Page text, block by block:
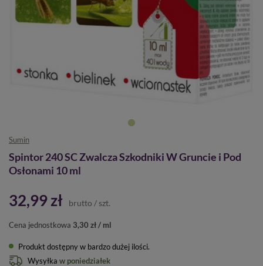
Sumin
Spintor 240 SC Zwalcza Szkodniki W Gruncie i Pod
Osłonami 10 ml
32,99 zł brutto / szt.
Cena jednostkowa 3,30 zł / ml
Produkt dostępny w bardzo dużej ilości
Wysyłka w poniedziałek